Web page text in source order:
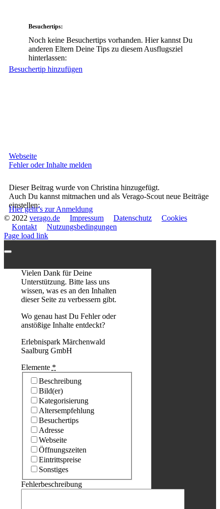
Besuchertips:
Noch keine Besuchertips vorhanden. Hier kannst Du
anderen Eltern Deine Tips zu diesem Ausflugsziel
hinterlassen:
Besuchertip hinzufügen
Webseite
Fehler oder Inhalte melden
Dieser Beitrag wurde von Christina hinzugefügt.
Auch Du kannst mitmachen und als Verago-Scout neue Beiträge
einstellen:
Hier geht’s zur Anmeldung
© 2022 verago.de Impressum Datenschutz
Cookies
Kontakt
Nutzungsbedingungen
Page load link
Vielen Dank für Deine
Unterstützung. Bitte lass uns
wissen, was es an den Inhalten
dieser Seite zu verbessern gibt.
Wo genau hast Du Fehler oder
anstößige Inhalte entdeckt?
Erlebnispark Märchenwald
Saalburg GmbH
Elemente *
Beschreibung
Bild(er)
Kategorisierung
Altersempfehlung
Besuchertips
Adresse
Webseite
Öffnungszeiten
Eintrittspreise
Sonstiges
Fehlerbeschreibung